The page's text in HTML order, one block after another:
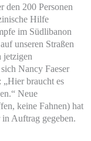
den 200 Personen
Hilfe
im Südlibanon
unseren Straßen
jetzigen
Nancy Faeser
: „Hier braucht es
Neue
keine Fahnen) hat
Auftrag gegeben.